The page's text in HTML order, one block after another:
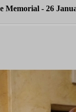
Memorial - 26